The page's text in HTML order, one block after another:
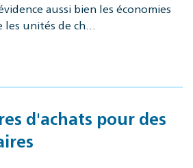
aussi bien les économies
les unités de ch…
d'achats pour des